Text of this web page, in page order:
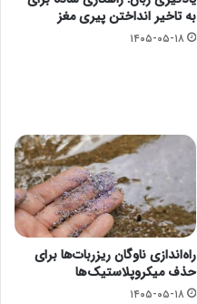
به تاخیر انداختن پیری مغز
۱۴۰۵-۰۵-۱۸
راه‌اندازی ناوگان ریزربات‌ها برای
حذف میکروپلاستیک‌ها
۱۴۰۵-۰۵-۱۸